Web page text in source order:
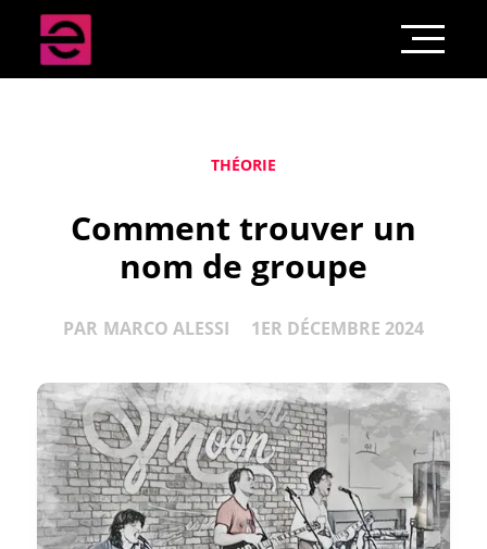
THÉORIE
Comment trouver un
nom de groupe
PAR MARCO ALESSI 1ER DÉCEMBRE 2024